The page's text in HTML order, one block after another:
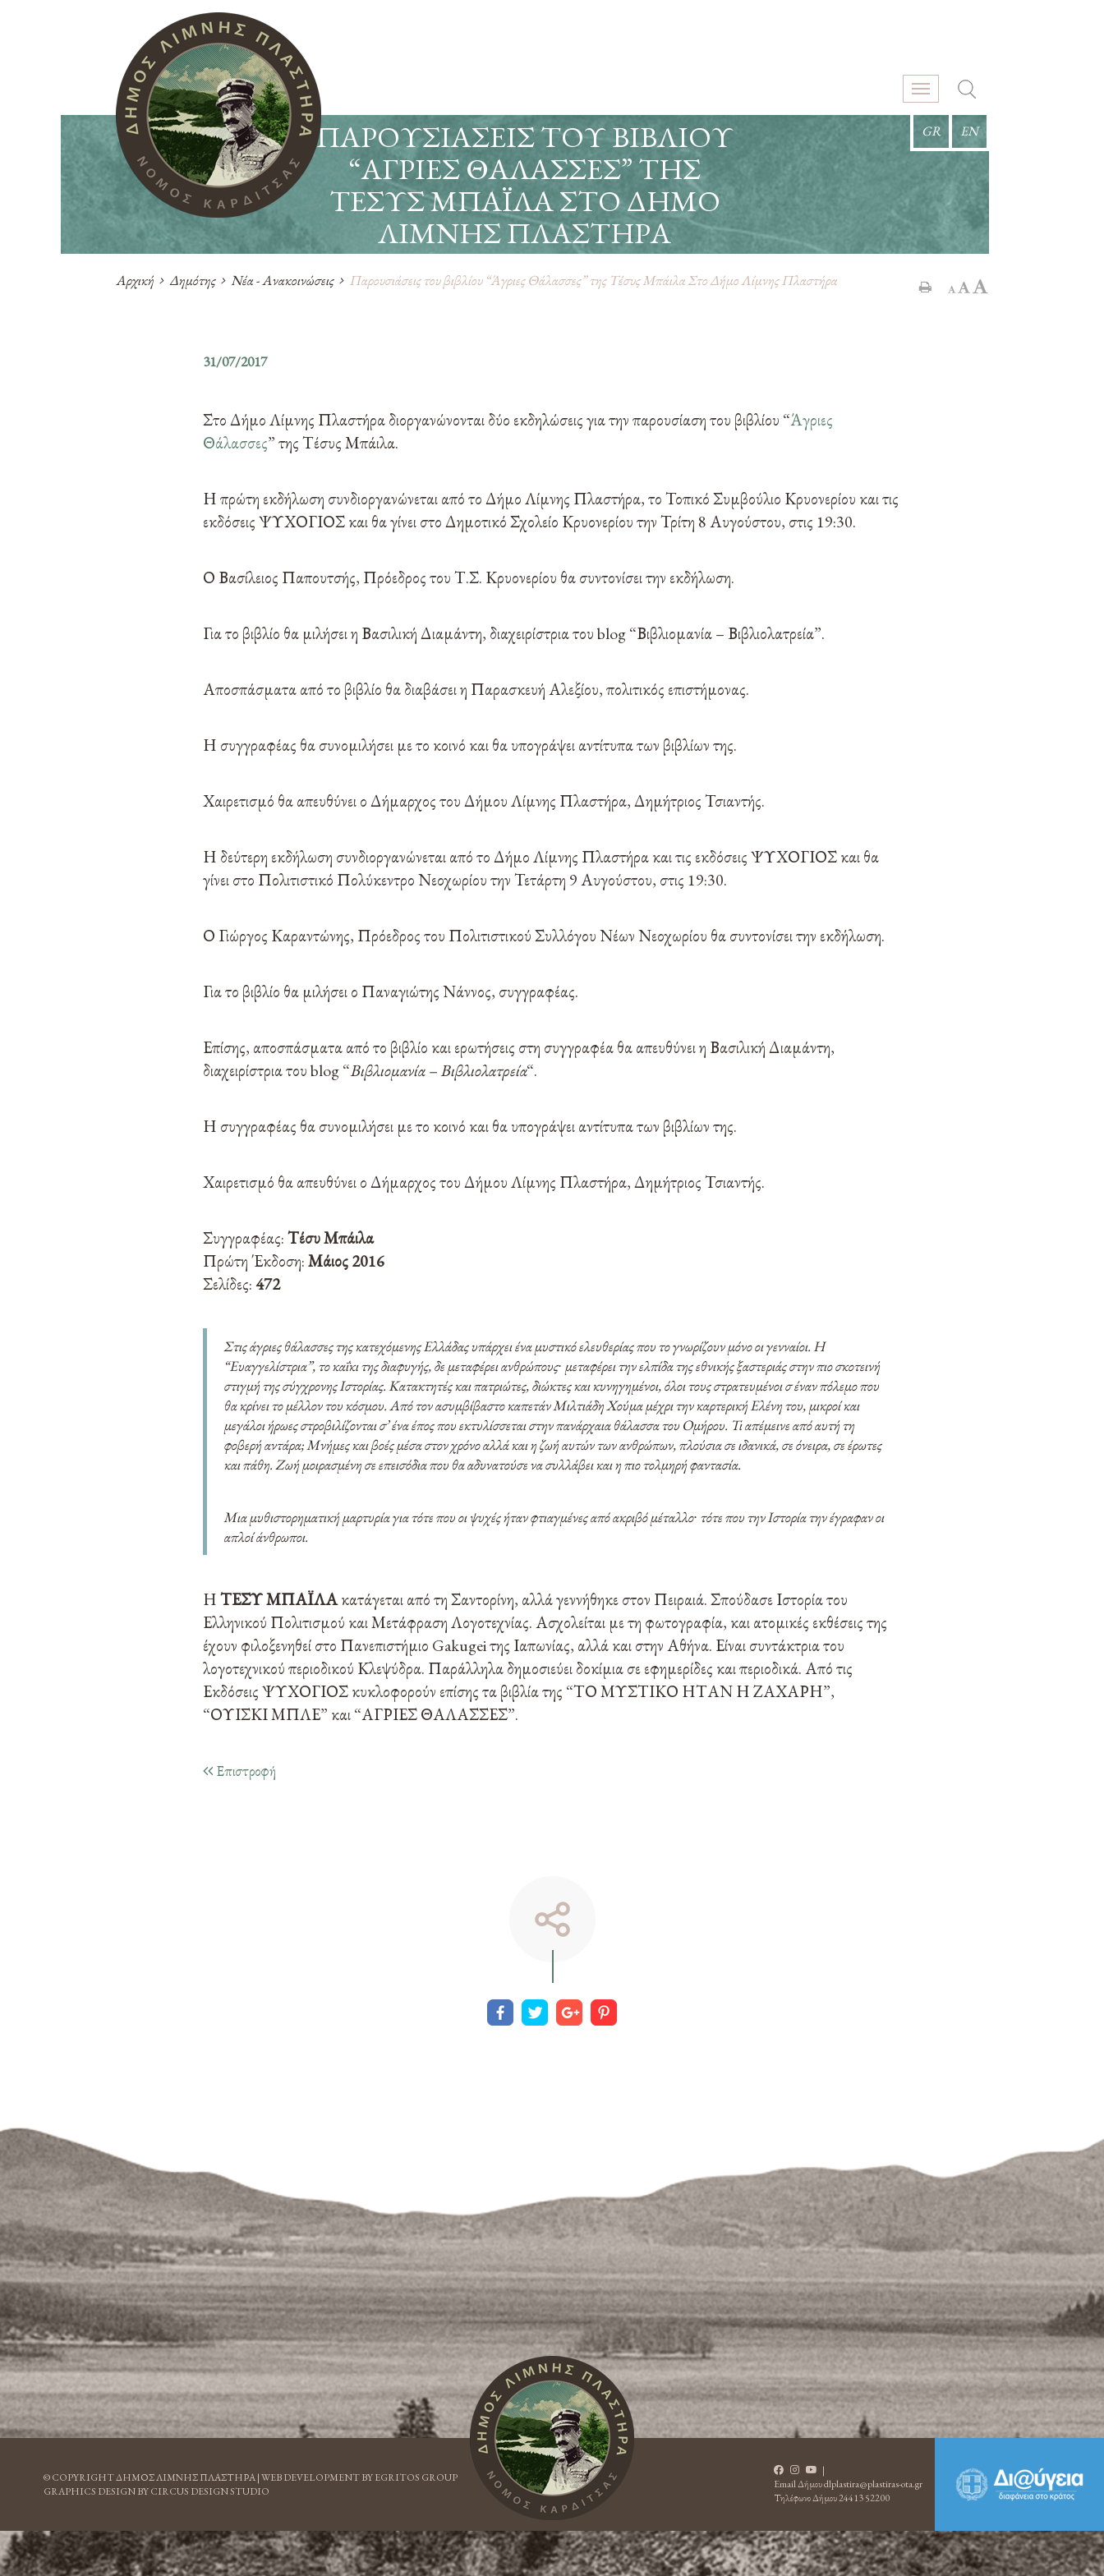
GR EN
ΠΑΡΟΥΣΙΆΣΕΙΣ ΤΟΥ ΒΙΒΛΊΟΥ
“ΆΓΡΙΕΣ ΘΆΛΑΣΣΕΣ” ΤΗΣ
ΤΈΣΥΣ ΜΠΆΙΛΑ ΣΤΟ ΔΉΜΟ
ΛΊΜΝΗΣ ΠΛΑΣΤΉΡΑ
Αρχική Δημότης Νέα - Ανακοινώσεις Παρουσιάσεις του βιβλίου “Άγριες Θάλασσες” της Τέσυς Μπάιλα Στο Δήμο Λίμνης Πλαστήρα
31/07/2017
Στο Δήμο Λίμνης Πλαστήρα διοργανώνονται δύο εκδηλώσεις για την παρουσίαση του βιβλίου “Άγριες
Θάλασσες” της Τέσυς Μπάιλα.
Η πρώτη εκδήλωση συνδιοργανώνεται από το Δήμο Λίμνης Πλαστήρα, το Τοπικό Συμβούλιο Κρυονερίου και τις
εκδόσεις ΨΥΧΟΓΙΟΣ και θα γίνει στο Δημοτικό Σχολείο Κρυονερίου την Τρίτη 8 Αυγούστου, στις 19:30.
Ο Βασίλειος Παπουτσής, Πρόεδρος του Τ.Σ. Κρυονερίου θα συντονίσει την εκδήλωση.
Για το βιβλίο θα μιλήσει η Βασιλική Διαμάντη, διαχειρίστρια του blog “Βιβλιομανία – Βιβλιολατρεία”.
Αποσπάσματα από το βιβλίο θα διαβάσει η Παρασκευή Αλεξίου, πολιτικός επιστήμονας.
Η συγγραφέας θα συνομιλήσει με το κοινό και θα υπογράψει αντίτυπα των βιβλίων της.
Χαιρετισμό θα απευθύνει ο Δήμαρχος του Δήμου Λίμνης Πλαστήρα, Δημήτριος Τσιαντής.
Η δεύτερη εκδήλωση συνδιοργανώνεται από το Δήμο Λίμνης Πλαστήρα και τις εκδόσεις ΨΥΧΟΓΙΟΣ και θα
γίνει στο Πολιτιστικό Πολύκεντρο Νεοχωρίου την Τετάρτη 9 Αυγούστου, στις 19:30.
Ο Γιώργος Καραντώνης, Πρόεδρος του Πολιτιστικού Συλλόγου Νέων Νεοχωρίου θα συντονίσει την εκδήλωση.
Για το βιβλίο θα μιλήσει ο Παναγιώτης Νάννος, συγγραφέας.
Επίσης, αποσπάσματα από το βιβλίο και ερωτήσεις στη συγγραφέα θα απευθύνει η Βασιλική Διαμάντη,
διαχειρίστρια του blog “Βιβλιομανία – Βιβλιολατρεία“.
Η συγγραφέας θα συνομιλήσει με το κοινό και θα υπογράψει αντίτυπα των βιβλίων της.
Χαιρετισμό θα απευθύνει ο Δήμαρχος του Δήμου Λίμνης Πλαστήρα, Δημήτριος Τσιαντής.
Συγγραφέας:Τέσυ Μπάιλα
Πρώτη Έκδοση:Μάιος 2016
Σελίδες:472
Στις άγριες θάλασσες της κατεχόμενης Ελλάδας υπάρχει ένα μυστικό ελευθερίας που το γνωρίζουν μόνο οι γενναίοι. Η
“Ευαγγελίστρια”, το καΐκι της διαφυγής, δε μεταφέρει ανθρώπους∙ μεταφέρει την ελπίδα της εθνικής ξαστεριάς στην πιο σκοτεινή
στιγμή της σύγχρονης Ιστορίας. Κατακτητές και πατριώτες, διώκτες και κυνηγημένοι, όλοι τους στρατευμένοι σ έναν πόλεμο που
θα κρίνει το μέλλον του κόσμου. Από τον ασυμβίβαστο καπετάν Μιλτιάδη Χούμα μέχρι την καρτερική Ελένη του, μικροί και
μεγάλοι ήρωες στροβιλίζονται σ’ ένα έπος που εκτυλίσσεται στην πανάρχαια θάλασσα του Ομήρου. Τι απέμεινε από αυτή τη
φοβερή αντάρα; Μνήμες και βοές μέσα στον χρόνο αλλά και η ζωή αυτών των ανθρώπων, πλούσια σε ιδανικά, σε όνειρα, σε έρωτες
και πάθη. Ζωή μοιρασμένη σε επεισόδια που θα αδυνατούσε να συλλάβει και η πιο τολμηρή φαντασία.
Μια μυθιστορηματική μαρτυρία για τότε που οι ψυχές ήταν φτιαγμένες από ακριβό μέταλλο∙ τότε που την Ιστορία την έγραφαν οι
απλοί άνθρωποι.
ΗΤΕΣΥ ΜΠΑΪΛΑκατάγεται από τη Σαντορίνη, αλλά γεννήθηκε στον Πειραιά. Σπούδασε Ιστορία του
Ελληνικού Πολιτισμού και Μετάφραση Λογοτεχνίας. Ασχολείται με τη φωτογραφία, και ατομικές εκθέσεις της
έχουν φιλοξενηθεί στο Πανεπιστήμιο Gakugei της Ιαπωνίας, αλλά και στην Αθήνα. Είναι συντάκτρια του
λογοτεχνικού περιοδικού Κλεψύδρα. Παράλληλα δημοσιεύει δοκίμια σε εφημερίδες και περιοδικά. Από τις
Εκδόσεις ΨΥΧΟΓΙΟΣ κυκλοφορούν επίσης τα βιβλία της “ΤΟ ΜΥΣΤΙΚΟ ΗΤΑΝ Η ΖΑΧΑΡΗ”,
“ΟΥΙΣΚΙ ΜΠΛΕ” και “ΑΓΡΙΕΣ ΘΑΛΑΣΣΕΣ”.
Επιστροφή
© COPYRIGHT ΔΗΜΟΣ ΛΙΜΝΗΣ ΠΛΑΣΤΗΡΑ |WEB DEVELOPMENT BY EGRITOS GROUP
GRAPHICS DESIGN BY CIRCUS DESIGN STUDIO
|
Email Δήμουdlplastira@plastiras-ota.gr
Τηλέφωνο Δήμου24413 52200